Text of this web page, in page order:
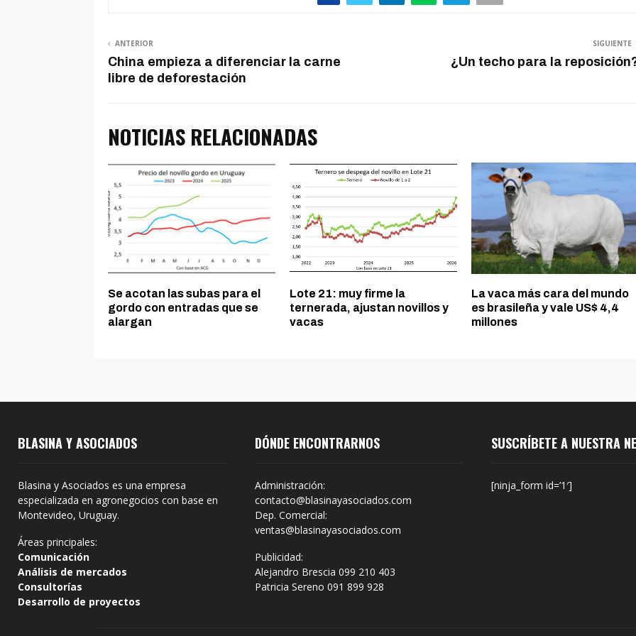
ANTERIOR
China empieza a diferenciar la carne
libre de deforestación
SIGUIENTE
¿Un techo para la
NOTICIAS RELACIONADAS
Se acotan las subas para el
gordo con entradas que se
alargan
Lote 21: muy firme la
ternerada, ajustan novillos y
vacas
La vaca más cara del mundo
es brasileña y vale US$ 4,4
millones
BLASINA Y ASOCIADOS
Blasina y Asociados es una empresa
especializada en agronegocios con base en
Montevideo, Uruguay.
Áreas principales:
Comunicación
Análisis de mercados
Consultorías
Desarrollo de proyectos
DÓNDE ENCONTRARNOS
Administración:
contacto@blasinayasociados.com
Dep. Comercial:
ventas@blasinayasociados.com
Publicidad:
Alejandro Brescia 099 210 403
Patricia Sereno 091 899 928
SUSCRÍBETE A NUESTRA
[ninja_form id=’1′]